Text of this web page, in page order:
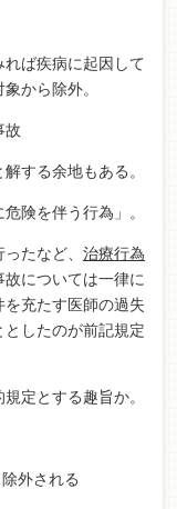
ば疾病に起因して
から除外。
故
する余地もある。
険を伴う行為」。
たなど、 治療行為
故については一律に
充たす医師の過失
したのが前記規定
定とする趣旨か。
る